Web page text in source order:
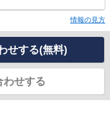
情報の見方
せする(無料)
わせする